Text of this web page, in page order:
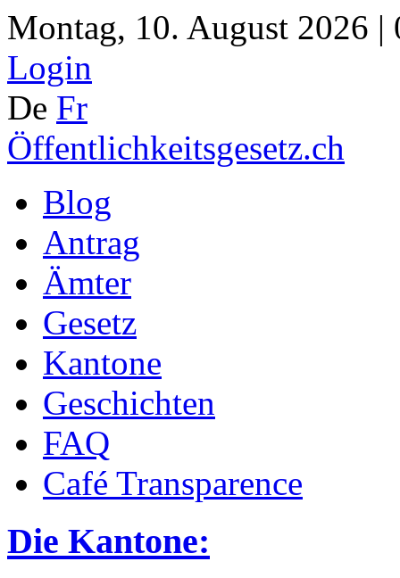
Montag, 10. August 2026 |
Login
De Fr
Öffentlichkeitsgesetz.ch
Blog
Antrag
Ämter
Gesetz
Kantone
Geschichten
FAQ
Café Transparence
Die Kantone: